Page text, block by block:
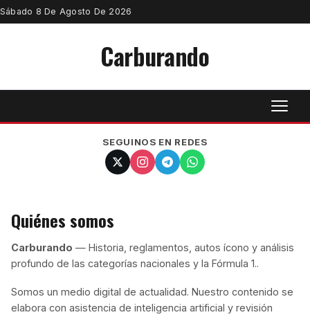
Sábado 8 De Agosto De 2026
Carburando
SEGUINOS EN REDES
Quiénes somos
Carburando — Historia, reglamentos, autos ícono y análisis
profundo de las categorías nacionales y la Fórmula 1..
Somos un medio digital de actualidad. Nuestro contenido se
elabora con asistencia de inteligencia artificial y revisión